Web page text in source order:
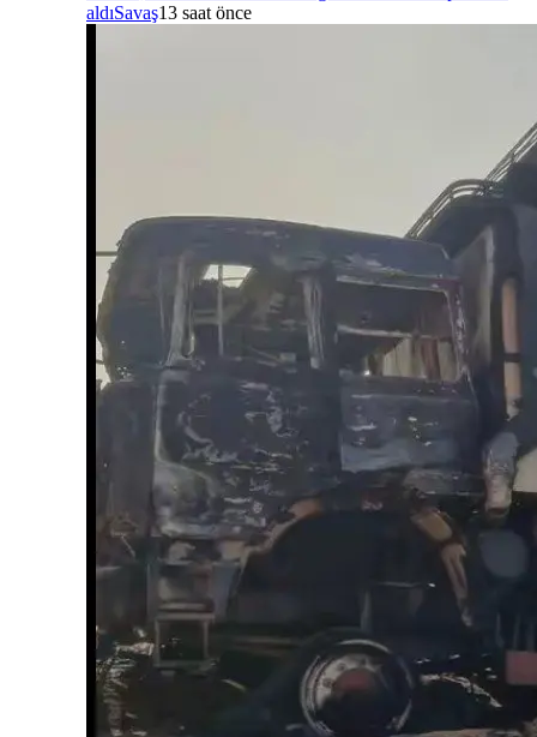
aldıSavaş13 saat önce